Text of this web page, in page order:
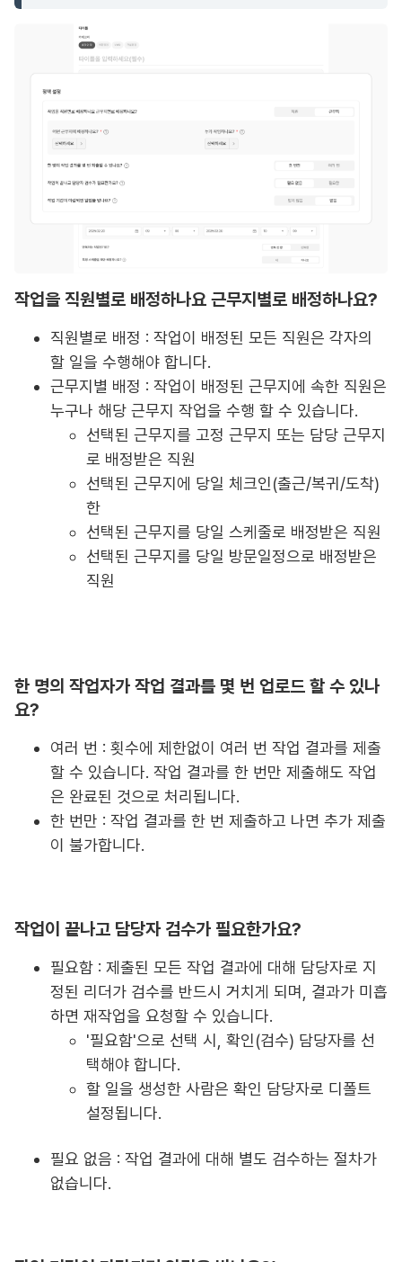
작업을 직원별로 배정하나요 근무지별로 배정하나요?
직원별로 배정 : 작업이 배정된 모든 직원은 각자의
할 일을 수행해야 합니다.
근무지별 배정 : 작업이 배정된 근무지에 속한 직원은
누구나 해당 근무지 작업을 수행 할 수 있습니다.
선택된 근무지를 고정 근무지 또는 담당 근무지
로 배정받은 직원
선택된 근무지에 당일 체크인(출근/복귀/도착)
한
선택된 근무지를 당일 스케줄로 배정받은 직원
선택된 근무지를 당일 방문일정으로 배정받은
직원
한 명의 작업자가 작업 결과를 몇 번 업로드 할 수 있나
요?
여러 번 : 횟수에 제한없이 여러 번 작업 결과를 제출
할 수 있습니다. 작업 결과를 한 번만 제출해도 작업
은 완료된 것으로 처리됩니다.
한 번만 : 작업 결과를 한 번 제출하고 나면 추가 제출
이 불가합니다.
작업이 끝나고 담당자 검수가 필요한가요?
필요함 : 제출된 모든 작업 결과에 대해 담당자로 지
정된 리더가 검수를 반드시 거치게 되며, 결과가 미흡
하면 재작업을 요청할 수 있습니다.
'필요함'으로 선택 시, 확인(검수) 담당자를 선
택해야 합니다.
할 일을 생성한 사람은 확인 담당자로 디폴트
설정됩니다.
필요 없음 : 작업 결과에 대해 별도 검수하는 절차가
없습니다.